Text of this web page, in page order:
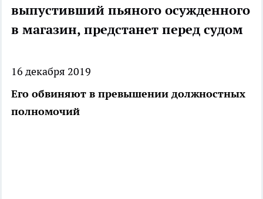
выпустивший пьяного осужденного
в магазин, предстанет перед судом
16 декабря 2019
Его обвиняют в превышении должностных
полномочий